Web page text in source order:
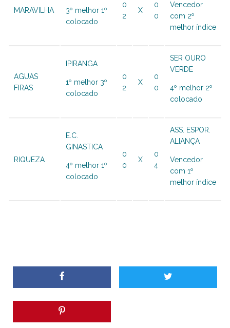
MARAVILHA
3º melhor 1º
colocado
0
2
X
0
0
Vencedor
com 2º
melhor índice
AGUAS
FIRAS
IPIRANGA
1º melhor 3º
colocado
0
2
X
0
0
SER OURO
VERDE
4º melhor 2º
colocado
RIQUEZA
E.C.
GINASTICA
4º melhor 1º
colocado
0
0
X
0
4
ASS. ESPOR.
ALIANÇA
Vencedor
com 1º
melhor índice